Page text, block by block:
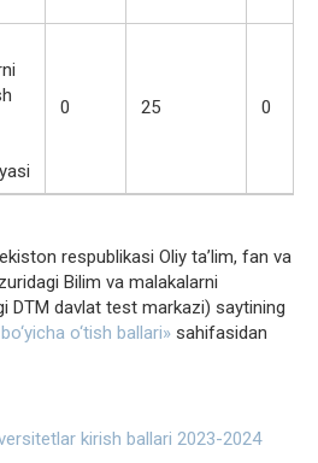
0 25 0
respublikasi Oliy ta’lim, fan va
Bilim va malakalarni
DTM davlat test markazi) saytining
o‘tish ballari» sahifasidan
kirish ballari 2023-2024